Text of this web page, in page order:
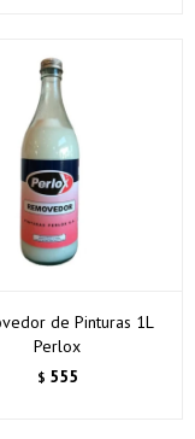
de Pinturas 1L
Perlox
$ 555